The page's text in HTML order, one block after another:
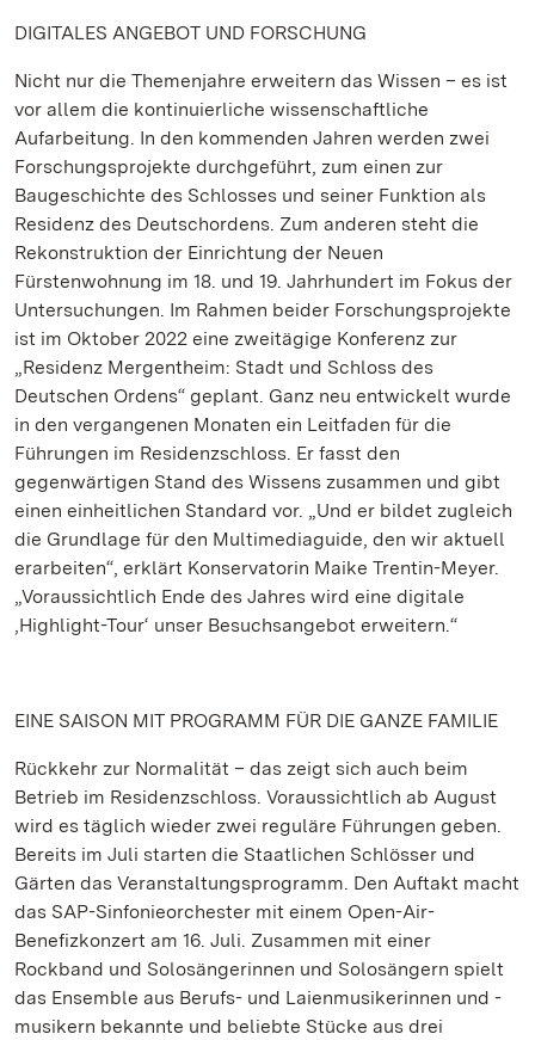
DIGITALES ANGEBOT UND FORSCHUNG
Nicht nur die Themenjahre erweitern das Wissen – es ist
vor allem die kontinuierliche wissenschaftliche
Aufarbeitung. In den kommenden Jahren werden zwei
Forschungsprojekte durchgeführt, zum einen zur
Baugeschichte des Schlosses und seiner Funktion als
Residenz des Deutschordens. Zum anderen steht die
Rekonstruktion der Einrichtung der Neuen
Fürstenwohnung im 18. und 19. Jahrhundert im Fokus der
Untersuchungen. Im Rahmen beider Forschungsprojekte
ist im Oktober 2022 eine zweitägige Konferenz zur
„Residenz Mergentheim: Stadt und Schloss des
Deutschen Ordens“ geplant. Ganz neu entwickelt wurde
in den vergangenen Monaten ein Leitfaden für die
Führungen im Residenzschloss. Er fasst den
gegenwärtigen Stand des Wissens zusammen und gibt
einen einheitlichen Standard vor. „Und er bildet zugleich
die Grundlage für den Multimediaguide, den wir aktuell
erarbeiten“, erklärt Konservatorin Maike Trentin-Meyer.
„Voraussichtlich Ende des Jahres wird eine digitale
‚Highlight-Tour‘ unser Besuchsangebot erweitern.“
EINE SAISON MIT PROGRAMM FÜR DIE GANZE FAMILIE
Rückkehr zur Normalität – das zeigt sich auch beim
Betrieb im Residenzschloss. Voraussichtlich ab August
wird es täglich wieder zwei reguläre Führungen geben.
Bereits im Juli starten die Staatlichen Schlösser und
Gärten das Veranstaltungsprogramm. Den Auftakt macht
das SAP-Sinfonieorchester mit einem Open-Air-
Benefizkonzert am 16. Juli. Zusammen mit einer
Rockband und Solosängerinnen und Solosängern spielt
das Ensemble aus Berufs- und Laienmusikerinnen und -
musikern bekannte und beliebte Stücke aus drei